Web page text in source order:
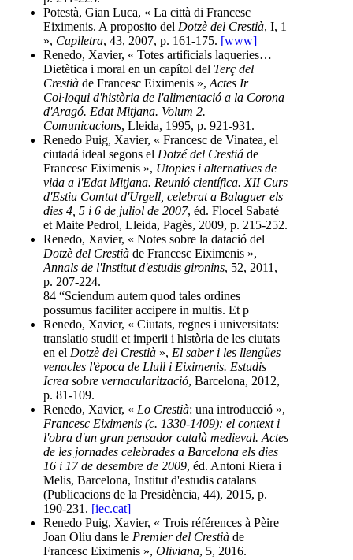
Potestà, Gian Luca, « La città di Francesc
Eiximenis. A proposito del Dotzè del Crestià, I, 1
», Caplletra, 43, 2007, p. 161-175. [www]
Renedo, Xavier, « Totes artificials laqueries…
Dietètica i moral en un capítol del Terç del
Crestià de Francesc Eiximenis », Actes Ir
Col·loqui d'història de l'alimentació a la Corona
d'Aragó. Edat Mitjana. Volum 2.
Comunicacions, Lleida, 1995, p. 921-931.
Renedo Puig, Xavier, « Francesc de Vinatea, el
ciutadá ideal segons el Dotzé del Crestiá de
Francesc Eiximenis », Utopies i alternatives de
vida a l'Edat Mitjana. Reunió científica. XII Curs
d'Estiu Comtat d'Urgell, celebrat a Balaguer els
dies 4, 5 i 6 de juliol de 2007, éd. Flocel Sabaté
et Maite Pedrol, Lleida, Pagès, 2009, p. 215-252.
Renedo, Xavier, « Notes sobre la datació del
Dotzè del Crestià de Francesc Eiximenis »,
Annals de l'Institut d'estudis gironins, 52, 2011,
p. 207-224.
84 “Sciendum autem quod tales ordines
possumus faciliter accipere in multis. Et p
Renedo, Xavier, « Ciutats, regnes i universitats:
translatio studii et imperii i història de les ciutats
en el Dotzè del Crestià », El saber i les llengües
venacles l'època de Llull i Eiximenis. Estudis
Icrea sobre vernacularització, Barcelona, 2012,
p. 81-109.
Renedo, Xavier, « Lo Crestià: una introducció »,
Francesc Eiximenis (c. 1330-1409): el context i
l'obra d'un gran pensador català medieval. Actes
de les jornades celebrades a Barcelona els dies
16 i 17 de desembre de 2009, éd. Antoni Riera i
Melis, Barcelona, Institut d'estudis catalans
(Publicacions de la Presidència, 44), 2015, p.
190-231. [iec.cat]
Renedo Puig, Xavier, « Trois références à Pèire
Joan Oliu dans le Premier del Crestià de
Francesc Eiximenis », Oliviana, 5, 2016.